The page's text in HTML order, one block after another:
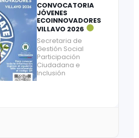
CONVOCATORIA
JÓVENES
ECOINNOVADORES
VILLAVO 2026
Secretaria de
Gestión Social
Participación
Ciudadana e
Inclusión